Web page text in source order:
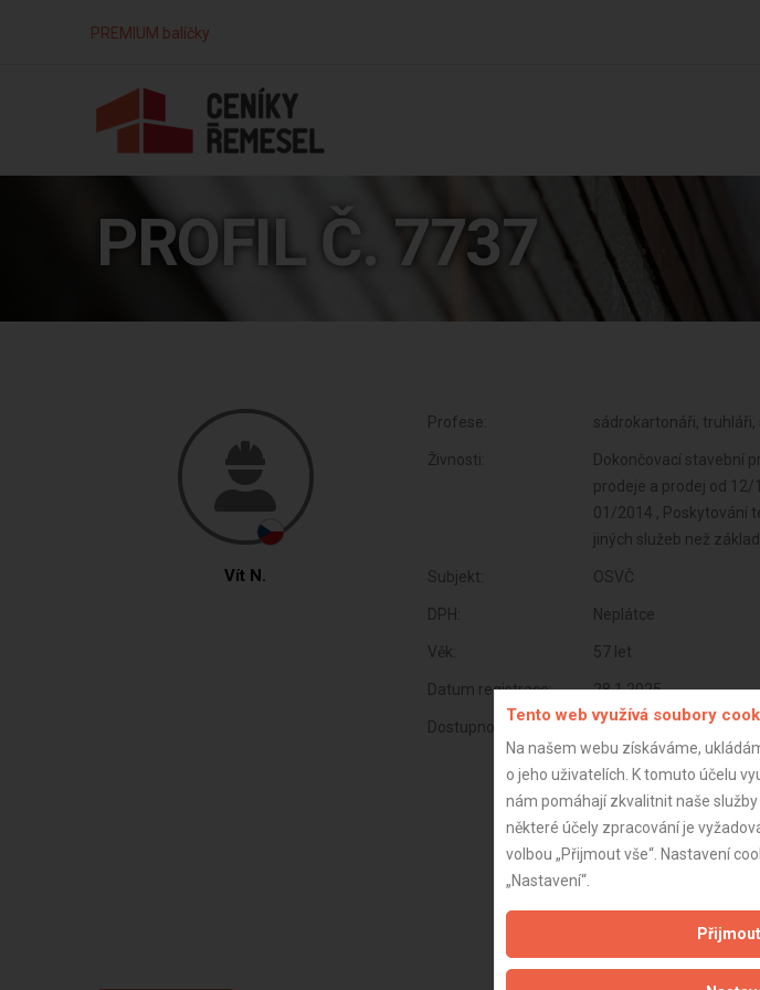
PREMIUM balíčky
PROFIL Č. 7737
Vít N.
Profese: sádrokartonáři,
Živnosti:
Dokončovací stavební
prodeje a prodej od 12/
01/2014 , Poskytování
jiných služeb než
Subjekt: OSVČ
DPH: Neplátce
Věk: 57 let
Datum registrace: 28.1.2025
Dostupnost:
Tento web využívá soubory
Na našem webu získáváme,
o jeho uživatelích. K tomuto účelu
nám pomáhají zkvalitnit naše
některé účely zpracování je
volbou „Přijmout vše“. Nastavení
„Nastavení“.